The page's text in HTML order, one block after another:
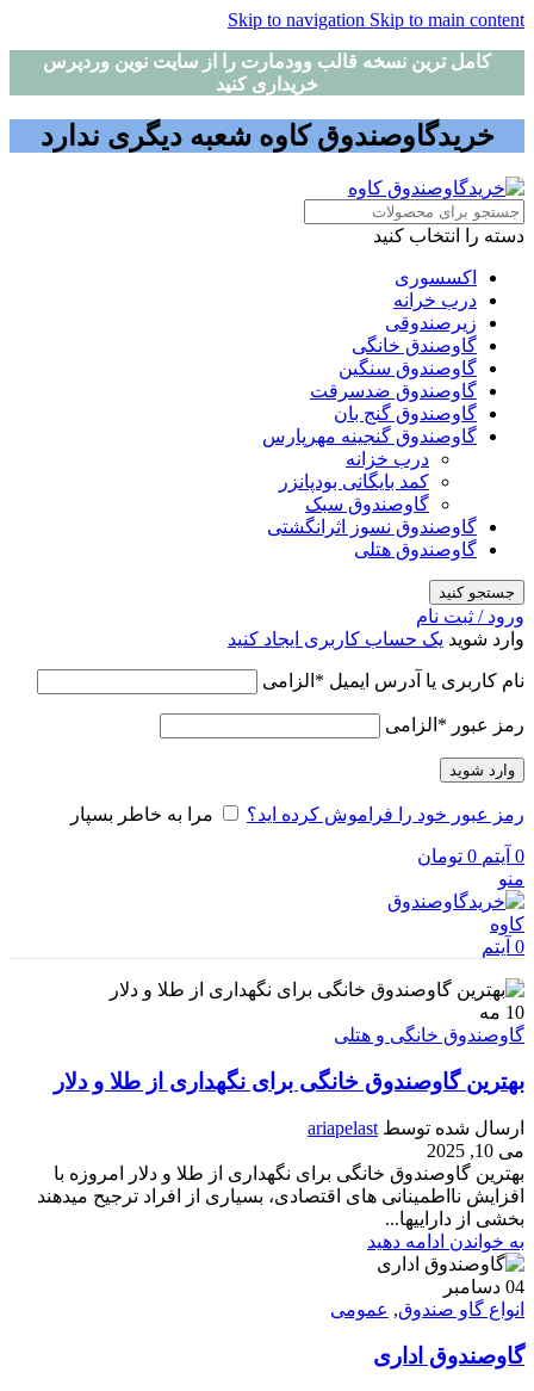
Skip to navigation Skip to main content
کامل ترین نسخه قالب وودمارت را از سایت نوین وردپرس
خریداری کنید
خریدگاوصندوق کاوه شعبه دیگری ندارد
دسته را انتخاب کنید
اکسسوری
درب خرانه
زیرصندوقی
گاوصندق خانگی
گاوصندوق سنگین
گاوصندوق ضدسرقت
گاوصندوق گنج بان
گاوصندوق گنجینه مهرپارس
درب خزانه
کمد بایگانی بودپانزر
گاوصندوق سبک
گاوصندوق نسوز اثرانگشتی
گاوصندوق هتلی
جستجو کنید
ورود / ثبت نام
وارد شوید یک حساب کاربری ایجاد کنید
نام کاربری یا آدرس ایمیل * الزامی
رمز عبور * الزامی
وارد شوید
رمز عبور خود را فراموش کرده اید؟ مرا به خاطر بسپار
0 آیتم 0 تومان
منو
0 آیتم
10 مه
گاوصندوق خانگی و هتلی
بهترین گاوصندوق خانگی برای نگهداری از طلا و دلار
ارسال شده توسط ariapelast
می 10, 2025
بهترین گاوصندوق خانگی برای نگهداری از طلا و دلار امروزه با
افزایش نااطمینانی های اقتصادی، بسیاری از افراد ترجیح میدهند
بخشی از داراییها...
به خواندن ادامه دهید
04 دسامبر
انواع گاو صندوق, عمومی
گاوصندوق اداری